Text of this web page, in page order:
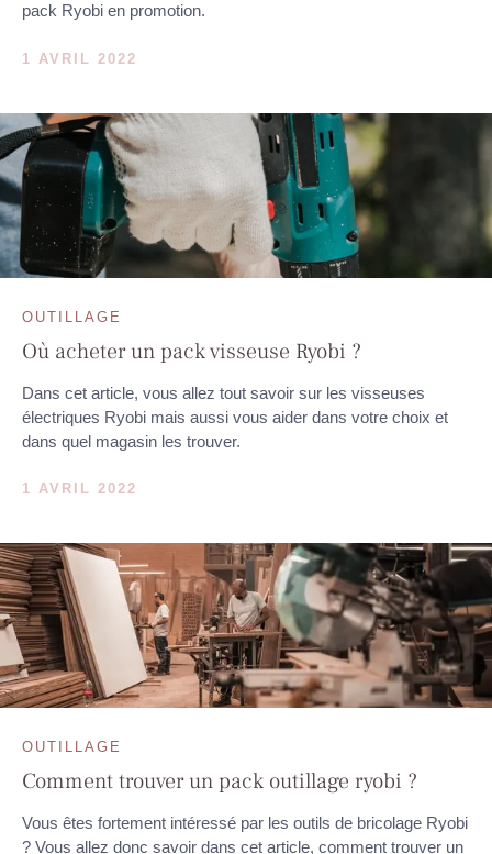
pack Ryobi en promotion.
1 AVRIL 2022
OUTILLAGE
Où acheter un pack visseuse Ryobi ?
Dans cet article, vous allez tout savoir sur les visseuses
électriques Ryobi mais aussi vous aider dans votre choix et
dans quel magasin les trouver.
1 AVRIL 2022
OUTILLAGE
Comment trouver un pack outillage ryobi ?
Vous êtes fortement intéressé par les outils de bricolage Ryobi
? Vous allez donc savoir dans cet article, comment trouver un